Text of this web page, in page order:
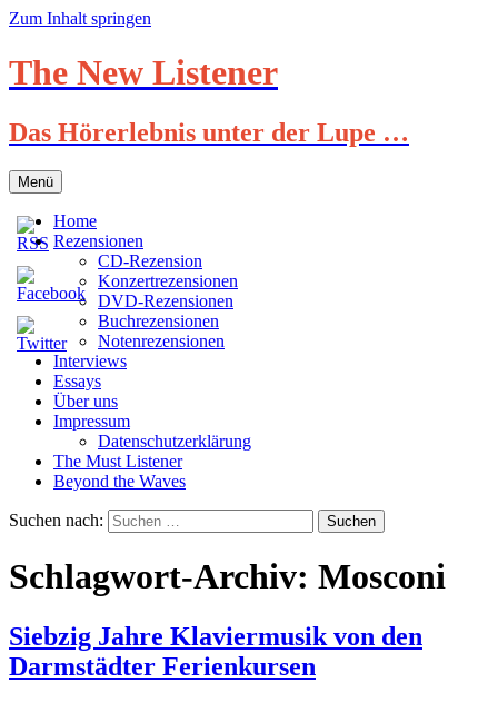
Zum Inhalt springen
The New Listener
Das Hörerlebnis unter der Lupe …
Menü
Home
Rezensionen
CD-Rezension
Konzertrezensionen
DVD-Rezensionen
Buchrezensionen
Notenrezensionen
Interviews
Essays
Über uns
Impressum
Datenschutzerklärung
The Must Listener
Beyond the Waves
Suchen nach:
Schlagwort-Archiv: Mosconi
Siebzig Jahre Klaviermusik von den
Darmstädter Ferienkursen